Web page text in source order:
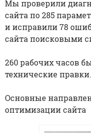
Мы проверили
сайта по 285
и исправили 78
сайта поисковыми
260 рабочих часов
технические правки.
Основные
оптимизации сайта